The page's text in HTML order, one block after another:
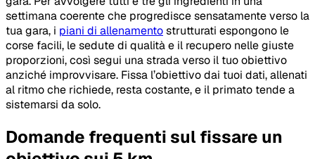
settimana coerente che progredisce sensatamente verso la
tua gara, i piani di allenamentostrutturati espongono le
corse facili, le sedute di qualità e il recupero nelle giuste
proporzioni, così segui una strada verso il tuo obiettivo
anziché improvvisare. Fissa l’obiettivo dai tuoi dati, allenati
al ritmo che richiede, resta costante, e il primato tende a
sistemarsi da solo.
Domande frequenti sul fissare un